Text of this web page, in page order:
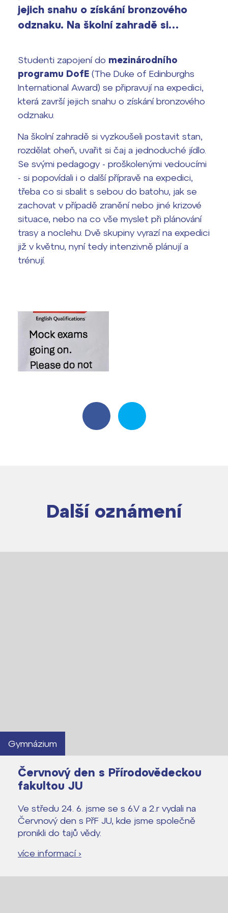
Výsledky 1. kola přijímacího řízení
2026/2027
Maturitní zkoušky
Europass
FOCUSing
Zahraniční stipendia
ČAG studentský
Maturitní témata
Pomoc! Mám problém!
Harmonogram školního roku
Termíny maturit
vyhledávání
Office 365
jejich snahu o získání bronzového
odznaku. Na školní zahradě si…
Studenti zapojení do mezinárodního
programu DofE (The Duke of Edinburghs
International Award) se připravují na expedici,
která završí jejich snahu o získání bronzového
odznaku.
Na školní zahradě si vyzkoušeli postavit stan,
rozdělat oheň, uvařit si čaj a jednoduché jídlo.
Se svými pedagogy - proškolenými vedoucími
- si popovídali i o další přípravě na expedici,
třeba co si sbalit s sebou do batohu, jak se
zachovat v případě zranění nebo jiné krizové
situace, nebo na co vše myslet při plánování
trasy a noclehu. Dvě skupiny vyrazí na expedici
již v květnu, nyní tedy intenzivně plánují a
trénují.
Další oznámení
Gymnázium
Červnový den s Přírodovědeckou
fakultou JU
Ve středu 24. 6. jsme se s 6.V a 2.r vydali na
Červnový den s PřF JU, kde jsme společně
pronikli do tajů vědy.
více informací ›